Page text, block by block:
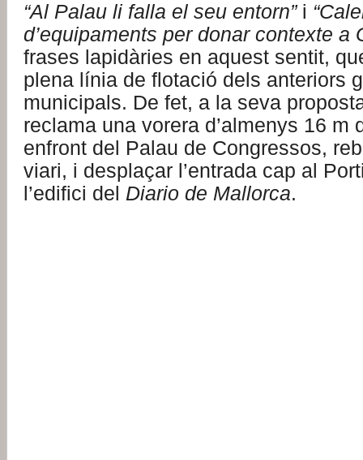
“Al Palau li falla el seu entorn”i
d’equipaments per donar contexte a
frases lapidàries en aquest sentit,
plena línia de flotació dels anteriors
municipals. De fet, a la seva
reclama una vorera d’almenys 16 m
enfront del Palau de Congressos,
viari, i desplaçar l’entrada cap al
l’edifici del Diario de Mallorca.